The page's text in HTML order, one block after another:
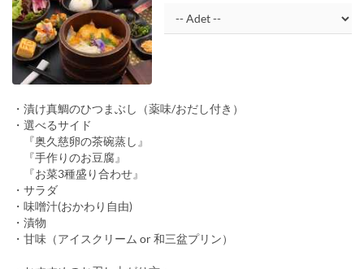
・漬け真鯛のひつまぶし（薬味/おだし付き）
・選べるサイド
『奥久慈卵の茶碗蒸し』
『手作りのお豆腐』
『お菜3種盛り合わせ』
・サラダ
・味噌汁(おかわり自由)
・漬物
・甘味（アイスクリーム or 和三盆プリン）